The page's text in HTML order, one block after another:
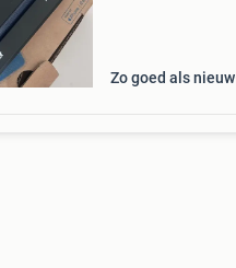
Zo goed als nieuw